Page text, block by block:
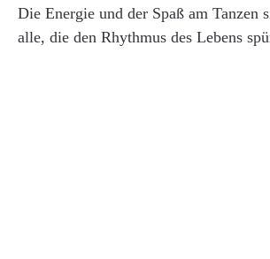
Die Energie und der Spaß am
alle, die den Rhythmus des Lebens